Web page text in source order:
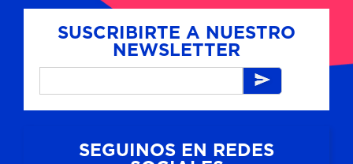
SUSCRIBIRTE A NUESTRO
NEWSLETTER
SEGUINOS EN REDES